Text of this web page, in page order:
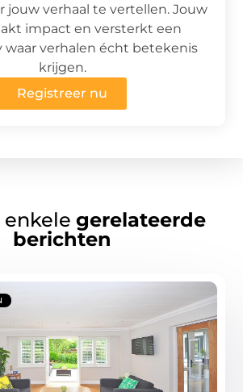
jouw verhaal te vertellen. Jouw
impact en versterkt een
verhalen écht betekenis
krijgen.
Registreer nu
enkele gerelateerde
berichten